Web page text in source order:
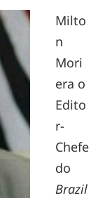
Milto
n
Mori
era o
Edito
r-
Chefe
do
Brazil